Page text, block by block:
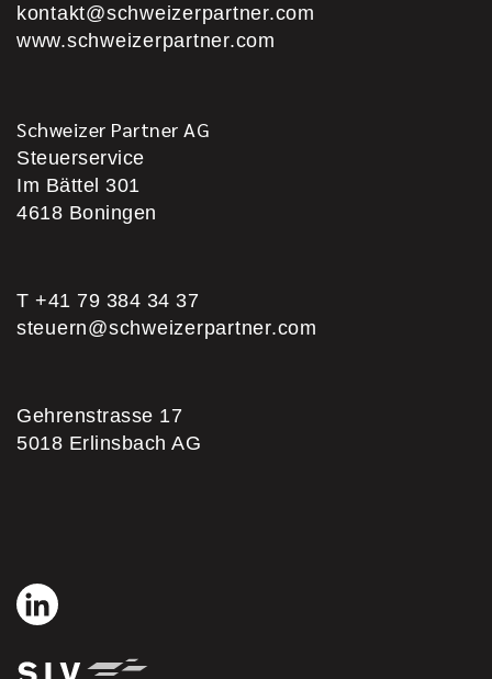
kontakt@schweizerpartner.com
www.schweizerpartner.com
Schweizer Partner AG
Steuerservice
Im Bättel 301
4618 Boningen
T +41 79 384 34 37
steuern@schweizerpartner.com
Gehrenstrasse 17
5018 Erlinsbach AG